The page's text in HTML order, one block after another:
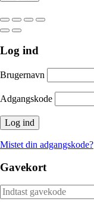
Log ind
Brugernavn
Adgangskode
Mistet din adgangskode?
Gavekort